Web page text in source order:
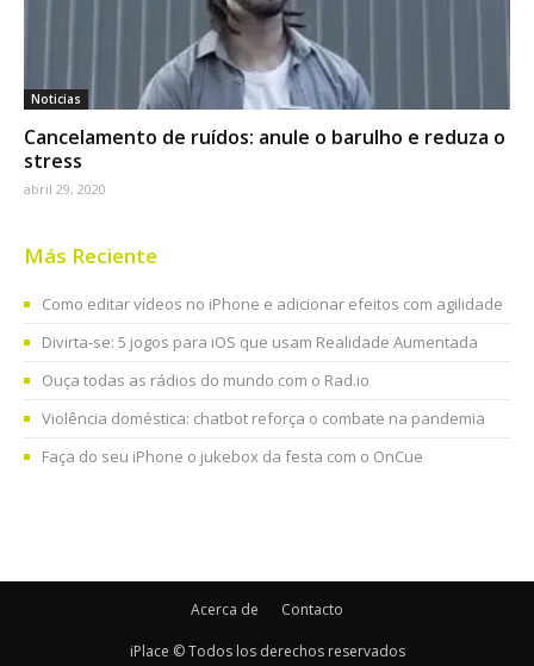
Noticias
Cancelamento de ruídos: anule o barulho e reduza o
stress
abril 29, 2020
Más Reciente
Como editar vídeos no iPhone e adicionar efeitos com agilidade
Divirta-se: 5 jogos para iOS que usam Realidade Aumentada
Ouça todas as rádios do mundo com o Rad.io
Violência doméstica: chatbot reforça o combate na pandemia
Faça do seu iPhone o jukebox da festa com o OnCue
Acerca de Contacto
iPlace © Todos los derechos reservados